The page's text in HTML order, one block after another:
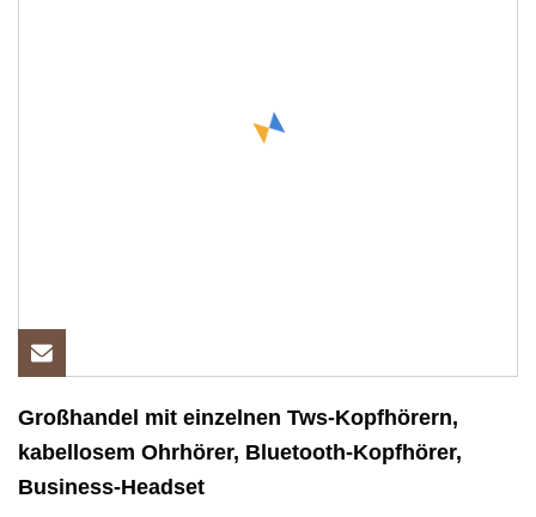
Großhandel mit einzelnen Tws-Kopfhörern,
kabellosem Ohrhörer, Bluetooth-Kopfhörer,
Business-Headset